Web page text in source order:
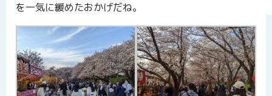
を一気に緩めたおかげだね。